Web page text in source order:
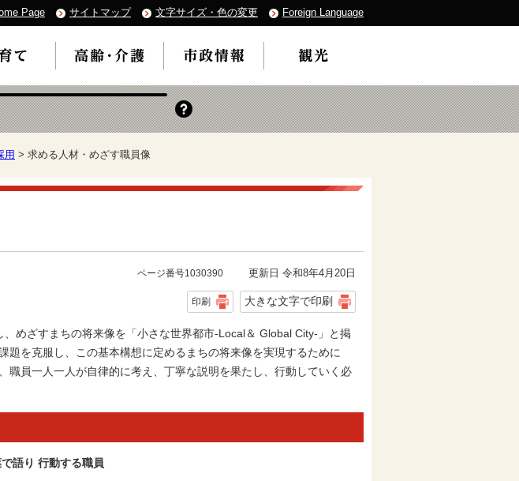
Page サイトマップ 文字サイズ・色の変更 Foreign Language
用 > 求める人材・めざす職員像
ページ番号1030390 更新日 令和8年4月20日
印刷 大きな文字で印刷
めざすまちの将来像を「小さな世界都市-Local＆ Global City-」と掲
題を克服し、この基本構想に定めるまちの将来像を実現するために
職員一人一人が自律的に考え、丁寧な説明を果たし、行動していく必
語り 行動する職員